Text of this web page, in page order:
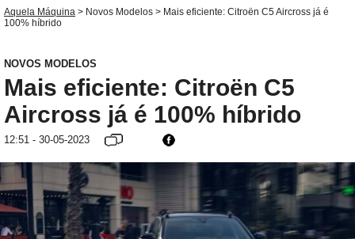
Aquela Máquina > Novos Modelos > Mais eficiente: Citroën C5 Aircross já é
100% híbrido
NOVOS MODELOS
Mais eficiente: Citroën C5
Aircross já é 100% híbrido
12:51 - 30-05-2023